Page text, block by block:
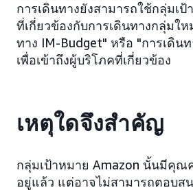
การเดินทางยังสามารถใช้กลุ่มเ
ที่เกี่ยวข้องกับการเดินทางกลุ่มให
ทาง IM-Budget" หรือ "การเดิน
เพื่อเข้าถึงผู้บริโภคที่เกี่ยวข้อง
เหตุใดจึงสำคัญ
กลุ่มเป้าหมาย Amazon นั้นมีคุ
อยู่แล้ว แต่อาจไม่สามารถตอบส